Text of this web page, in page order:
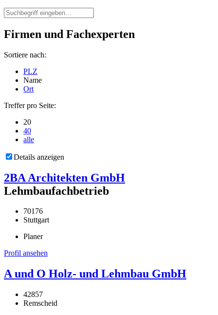
Firmen und Fachexperten
Sortiere nach:
PLZ
Name
Ort
Treffer pro Seite:
20
40
alle
Details anzeigen
2BA Architekten GmbH
Lehmbaufachbetrieb
70176
Stuttgart
Planer
Profil ansehen
A und O Holz- und Lehmbau GmbH
42857
Remscheid